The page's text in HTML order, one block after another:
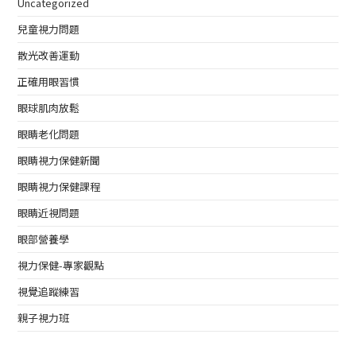
兒童視力問題
散光改善運動
正確用眼習慣
眼球肌肉放鬆
眼睛老化問題
眼睛視力保健新聞
眼睛視力保健課程
眼睛近視問題
眼部營養學
視力保健-專家觀點
視覺追蹤練習
親子視力班